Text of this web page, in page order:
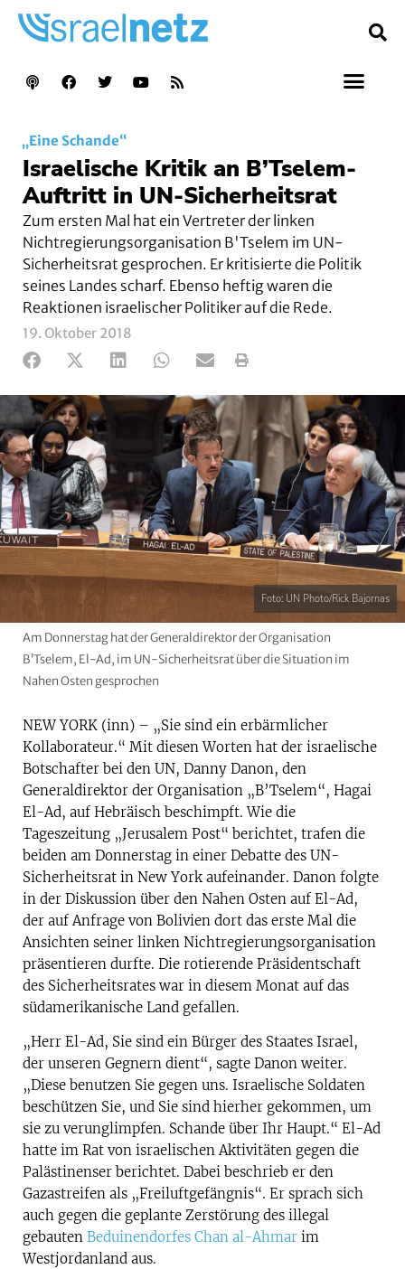
„Eine Schande“
Israelische Kritik an B’Tselem-
Auftritt in UN-Sicherheitsrat
Zum ersten Mal hat ein Vertreter der linken
Nichtregierungsorganisation B'Tselem im UN-
Sicherheitsrat gesprochen. Er kritisierte die Politik
seines Landes scharf. Ebenso heftig waren die
Reaktionen israelischer Politiker auf die Rede.
19. Oktober 2018
Foto: UN Photo/Rick Bajornas
Am Donnerstag hat der Generaldirektor der Organisation
B’Tselem, El-Ad, im UN-Sicherheitsrat über die Situation im
Nahen Osten gesprochen
NEW YORK (inn) – „Sie sind ein erbärmlicher
Kollaborateur.“ Mit diesen Worten hat der israelische
Botschafter bei den UN, Danny Danon, den
Generaldirektor der Organisation „B’Tselem“, Hagai
El-Ad, auf Hebräisch beschimpft. Wie die
Tageszeitung „Jerusalem Post“ berichtet, trafen die
beiden am Donnerstag in einer Debatte des UN-
Sicherheitsrat in New York aufeinander. Danon folgte
in der Diskussion über den Nahen Osten auf El-Ad,
der auf Anfrage von Bolivien dort das erste Mal die
Ansichten seiner linken Nichtregierungsorganisation
präsentieren durfte. Die rotierende Präsidentschaft
des Sicherheitsrates war in diesem Monat auf das
südamerikanische Land gefallen.
„Herr El-Ad, Sie sind ein Bürger des Staates Israel,
der unseren Gegnern dient“, sagte Danon weiter.
„Diese benutzen Sie gegen uns. Israelische Soldaten
beschützen Sie, und Sie sind hierher gekommen, um
sie zu verunglimpfen. Schande über Ihr Haupt.“ El-Ad
hatte im Rat von israelischen Aktivitäten gegen die
Palästinenser berichtet. Dabei beschrieb er den
Gazastreifen als „Freiluftgefängnis“. Er sprach sich
auch gegen die geplante Zerstörung des illegal
gebauten Beduinendorfes Chan al-Ahmar im
Westjordanland aus.